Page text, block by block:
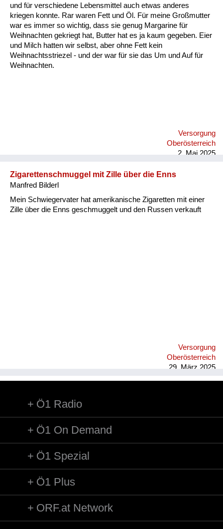
und für verschiedene Lebensmittel auch etwas anderes
kriegen konnte. Rar waren Fett und Öl. Für meine Großmutter
war es immer so wichtig, dass sie genug Margarine für
Weihnachten gekriegt hat, Butter hat es ja kaum gegeben. Eier
und Milch hatten wir selbst, aber ohne Fett kein
Weihnachtsstriezel - und der war für sie das Um und Auf für
Weihnachten.
Versorgung
Oberösterreich
2. Mai 2025
Zigarettenschmuggel mit Zille über die Enns
Manfred Bilderl
Mein Schwiegervater hat amerikanische Zigaretten mit einer
Zille über die Enns geschmuggelt und den Russen verkauft
Versorgung
Oberösterreich
29. März 2025
Ö1 Radio
Ö1 On Demand
Ö1 Spezial
Ö1 Plus
ORF.at Network